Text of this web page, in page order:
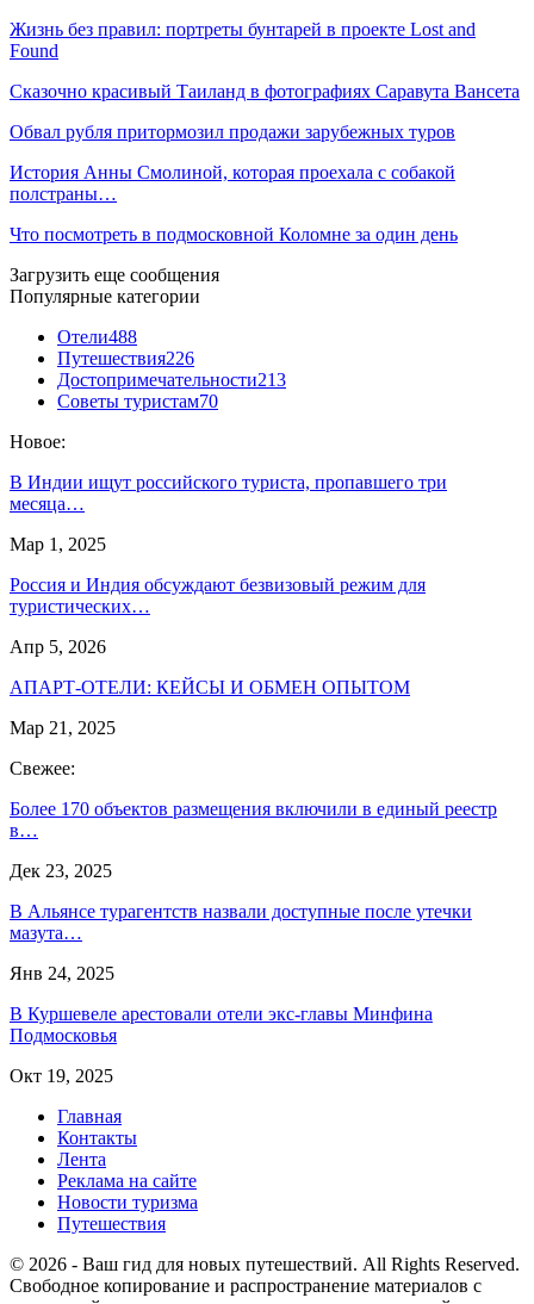
Жизнь без правил: портреты бунтарей в проекте Lost and
Found
Сказочно красивый Таиланд в фотографиях Саравута Вансета
Обвал рубля притормозил продажи зарубежных туров
История Анны Смолиной, которая проехала с собакой
полстраны…
Что посмотреть в подмосковной Коломне за один день
Загрузить еще сообщения
Популярные категории
Отели488
Путешествия226
Достопримечательности213
Советы туристам70
Новое:
В Индии ищут российского туриста, пропавшего три
месяца…
Мар 1, 2025
Россия и Индия обсуждают безвизовый режим для
туристических…
Апр 5, 2026
АПАРТ-ОТЕЛИ: КЕЙСЫ И ОБМЕН ОПЫТОМ
Мар 21, 2025
Свежее:
Более 170 объектов размещения включили в единый реестр
в…
Дек 23, 2025
В Альянсе турагентств назвали доступные после утечки
мазута…
Янв 24, 2025
В Куршевеле арестовали отели экс-главы Минфина
Подмосковья
Окт 19, 2025
Главная
Контакты
Лента
Реклама на сайте
Новости туризма
Путешествия
© 2026 - Ваш гид для новых путешествий. All Rights Reserved.
Свободное копирование и распространение материалов с